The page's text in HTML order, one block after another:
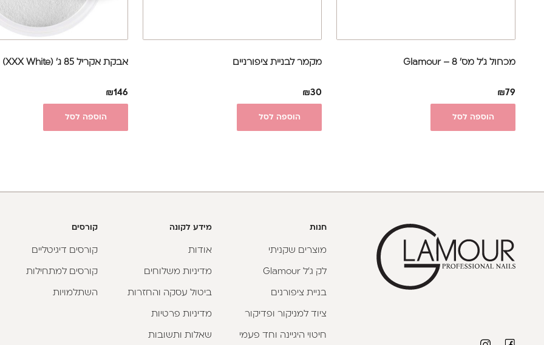
מכחול ג’ל מס’ 8 – Glamour
₪79
הוספה לסל
מקמר לבניית ציפורניים
₪30
הוספה לסל
אבקת אקריל 85 ג' (XXX White)
₪146
הוספה לסל
חנות
מוצרים שקניתי
לק ג'ל Glamour
בניית ציפורנים
ציוד למניקור ופדיקור
חיטוי היגיינה וחד פעמי
מידע לקונה
אודות
מדיניות משלוחים
ביטול עסקה והחזרות
מדיניות פרטיות
שאלות ותשובות
קורסים
קורסים דיגיטליים
קורסים למתחילות
השתלמויות